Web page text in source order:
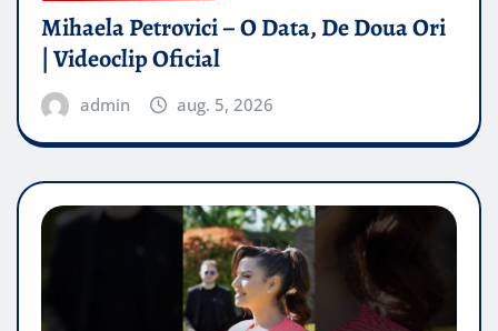
Mihaela Petrovici – O Data, De Doua Ori
| Videoclip Oficial
admin aug. 5, 2026